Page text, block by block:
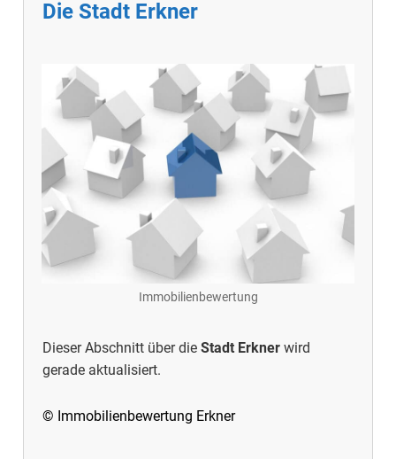
Die Stadt Erkner
Immobilienbewertung
Dieser Abschnitt über die Stadt Erkner wird
gerade aktualisiert.
© Immobilienbewertung Erkner